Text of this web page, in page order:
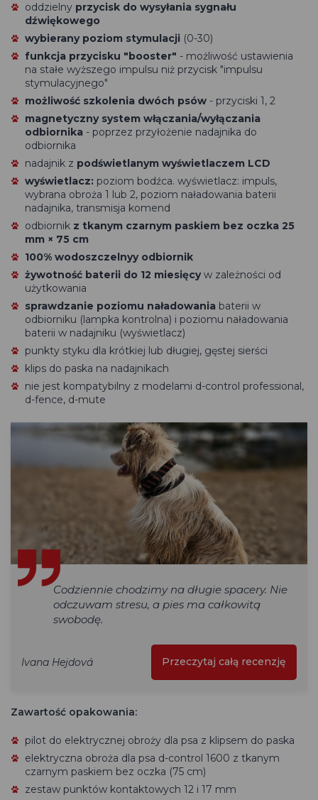
oddzielny przycisk do wysyłania sygnału
dźwiękowego
wybierany poziom stymulacji (0-30)
funkcja przycisku "booster" - możliwość ustawienia
na stałe wyższego impulsu niż przycisk "impulsu
stymulacyjnego"
możliwość szkolenia dwóch psów - przyciski 1, 2
magnetyczny system włączania/wyłączania
odbiornika - poprzez przyłożenie nadajnika do
odbiornika
nadajnik z podświetlanym wyświetlaczem LCD
wyświetlacz: poziom bodźca. wyświetlacz: impuls,
wybrana obroża 1 lub 2, poziom naładowania baterii
nadajnika, transmisja komend
odbiornik z tkanym czarnym paskiem bez oczka 25
mm × 75 cm
100% wodoszczelnyy odbiornik
żywotność baterii do 12 miesięcyw zależności od
użytkowania
sprawdzanie poziomu naładowania baterii w
odbiorniku (lampka kontrolna) i poziomu naładowania
baterii w nadajniku (wyświetlacz)
punkty styku dla krótkiej lub długiej, gęstej sierści
klips do paska na nadajnikach
nie jest kompatybilny z modelami d-control professional,
d-fence, d-mute
Codziennie chodzimy na długie spacery. Nie
odczuwam stresu, a pies ma całkowitą
swobodę.
Ivana Hejdová Przeczytaj całą recenzję
Zawartość opakowania:
pilot do elektrycznej obroży dla psa z klipsem do paska
elektryczna obroża dla psa d-control 1600 z tkanym
czarnym paskiem bez oczka (75 cm)
zestaw punktów kontaktowych 12 i 17 mm